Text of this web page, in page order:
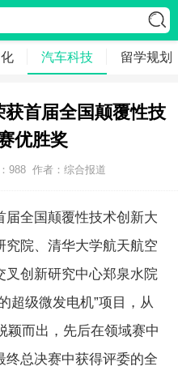
汽车科技 留学规划
首届全国颠覆性技
优胜奖
988 作者：综合报道
届全国颠覆性技术创新大
院、清华大学航天航空
叉创新研究中心郑泉水院
超级微发电机”项目，从
颖而出，先后在领域赛中
总决赛中获得评委的全